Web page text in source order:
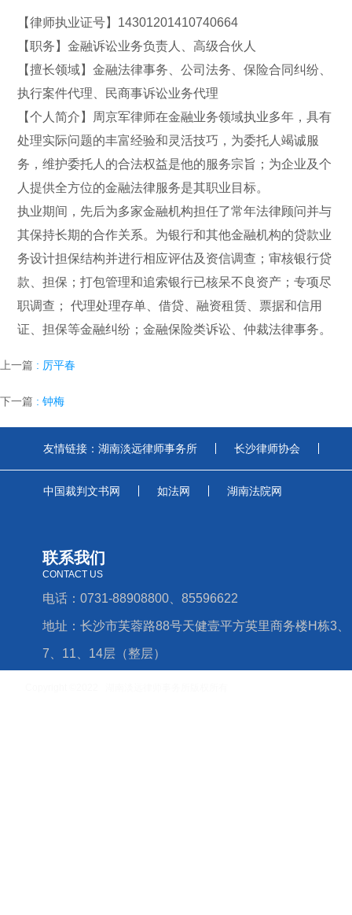
【律师执业证号】14301201410740664
【职务】金融诉讼业务负责人、 高级合伙人
【擅长领域】金融法律事务、公司法务、保险合同纠纷、
执行案件代理、民商事诉讼业务代理
【个人简介】周京军律师在金融业务领域执业多年，具有
处理实际问题的丰富经验和灵活技巧，为委托人竭诚服
务，维护委托人的合法权益是他的服务宗旨；为企业及个
人提供全方位的金融法律服务是其职业目标。
执业期间，先后为多家金融机构担任了常年法律顾问并与
其保持长期的合作关系。为银行和其他金融机构的贷款业
务设计担保结构并进行相应评估及资信调查；审核银行贷
款、担保；打包管理和追索银行已核呆不良资产；专项尽
职调查； 代理处理存单、借贷、融资租赁、票据和信用
证、担保等金融纠纷；金融保险类诉讼、仲裁法律事务。
上一篇 : 厉平春
下一篇 : 钟梅
友情链接： 湖南淡远律师事务所 长沙律师协会
中国裁判文书网 如法网 湖南法院网
联系我们
CONTACT US
电话：0731-88908800、85596622
地址：长沙市芙蓉路88号天健壹平方英里商务楼H栋3、
7、11、14层（整层）